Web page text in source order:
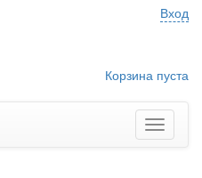
Вход
Корзина пуста